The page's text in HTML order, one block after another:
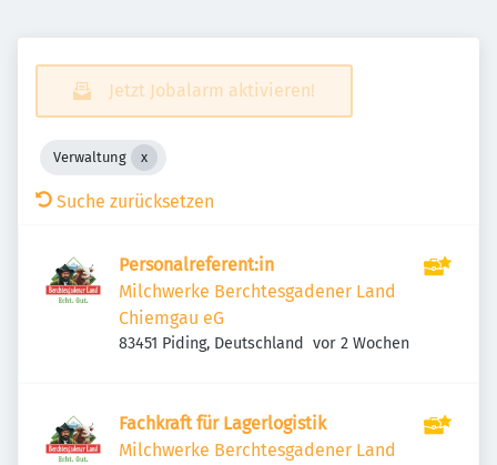
Jetzt Jobalarm aktivieren!
Verwaltung
Suche zurücksetzen
Personalreferent:in
Milchwerke Berchtesgadener Land
Chiemgau eG
83451 Piding, Deutschland Veröffentlicht
vor 2 Wochen
Fachkraft für Lagerlogistik
Milchwerke Berchtesgadener Land